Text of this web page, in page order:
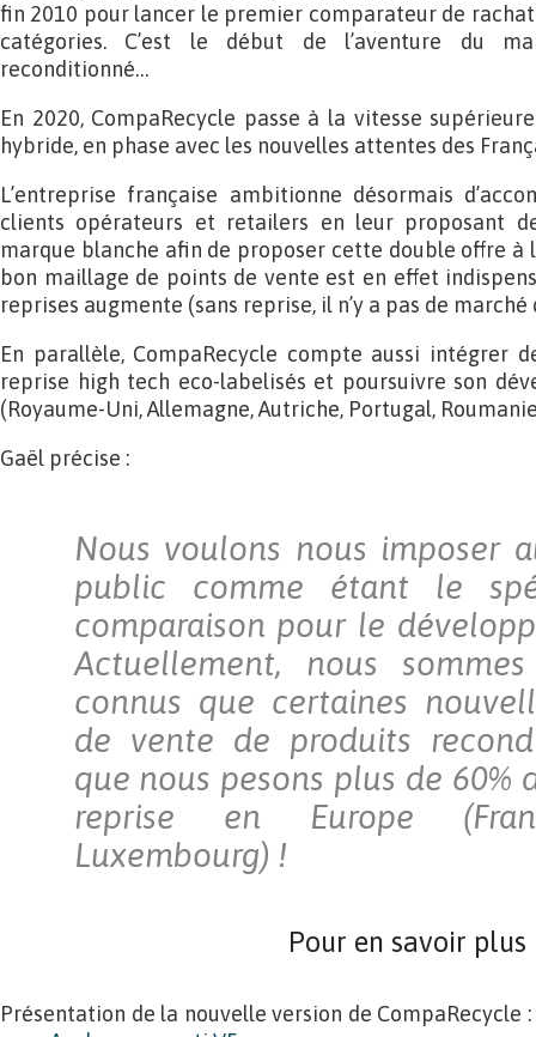
fin 2010 pour lancer le premier comparateur de
catégories. C’est le début de l’aventure du
reconditionné…
En 2020, CompaRecycle passe à la vitesse
hybride, en phase avec les nouvelles attentes des
L’entreprise française ambitionne désormais
clients opérateurs et retailers en leur proposant
marque blanche afin de proposer cette double offre à
bon maillage de points de vente est en effet
reprises augmente (sans reprise, il n’y a pas de
En parallèle, CompaRecycle compte aussi intégrer
reprise high tech eco-labelisés et poursuivre son
(Royaume-Uni, Allemagne, Autriche, Portugal,
Gaël précise :
Nous voulons nous imposer
public comme étant le
comparaison pour le
Actuellement, nous
connus que certaines
de vente de produits
que nous pesons plus de 60%
reprise en Europe
Luxembourg) !
Pour en savoir plus
Présentation de la nouvelle version de CompaRecycle :